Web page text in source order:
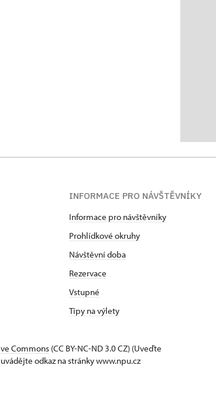
INFORMACE PRO NÁVŠTĚVNÍKY
Informace pro návštěvníky
Prohlídkové okruhy
Návštěvní doba
Rezervace
Vstupné
Tipy na výlety
Commons (CC BY-NC-ND 3.0 CZ) (Uveďte
odkaz na stránky www.npu.cz